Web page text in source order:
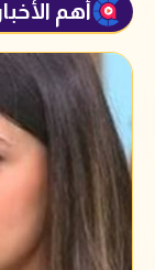
أهم الأخبار